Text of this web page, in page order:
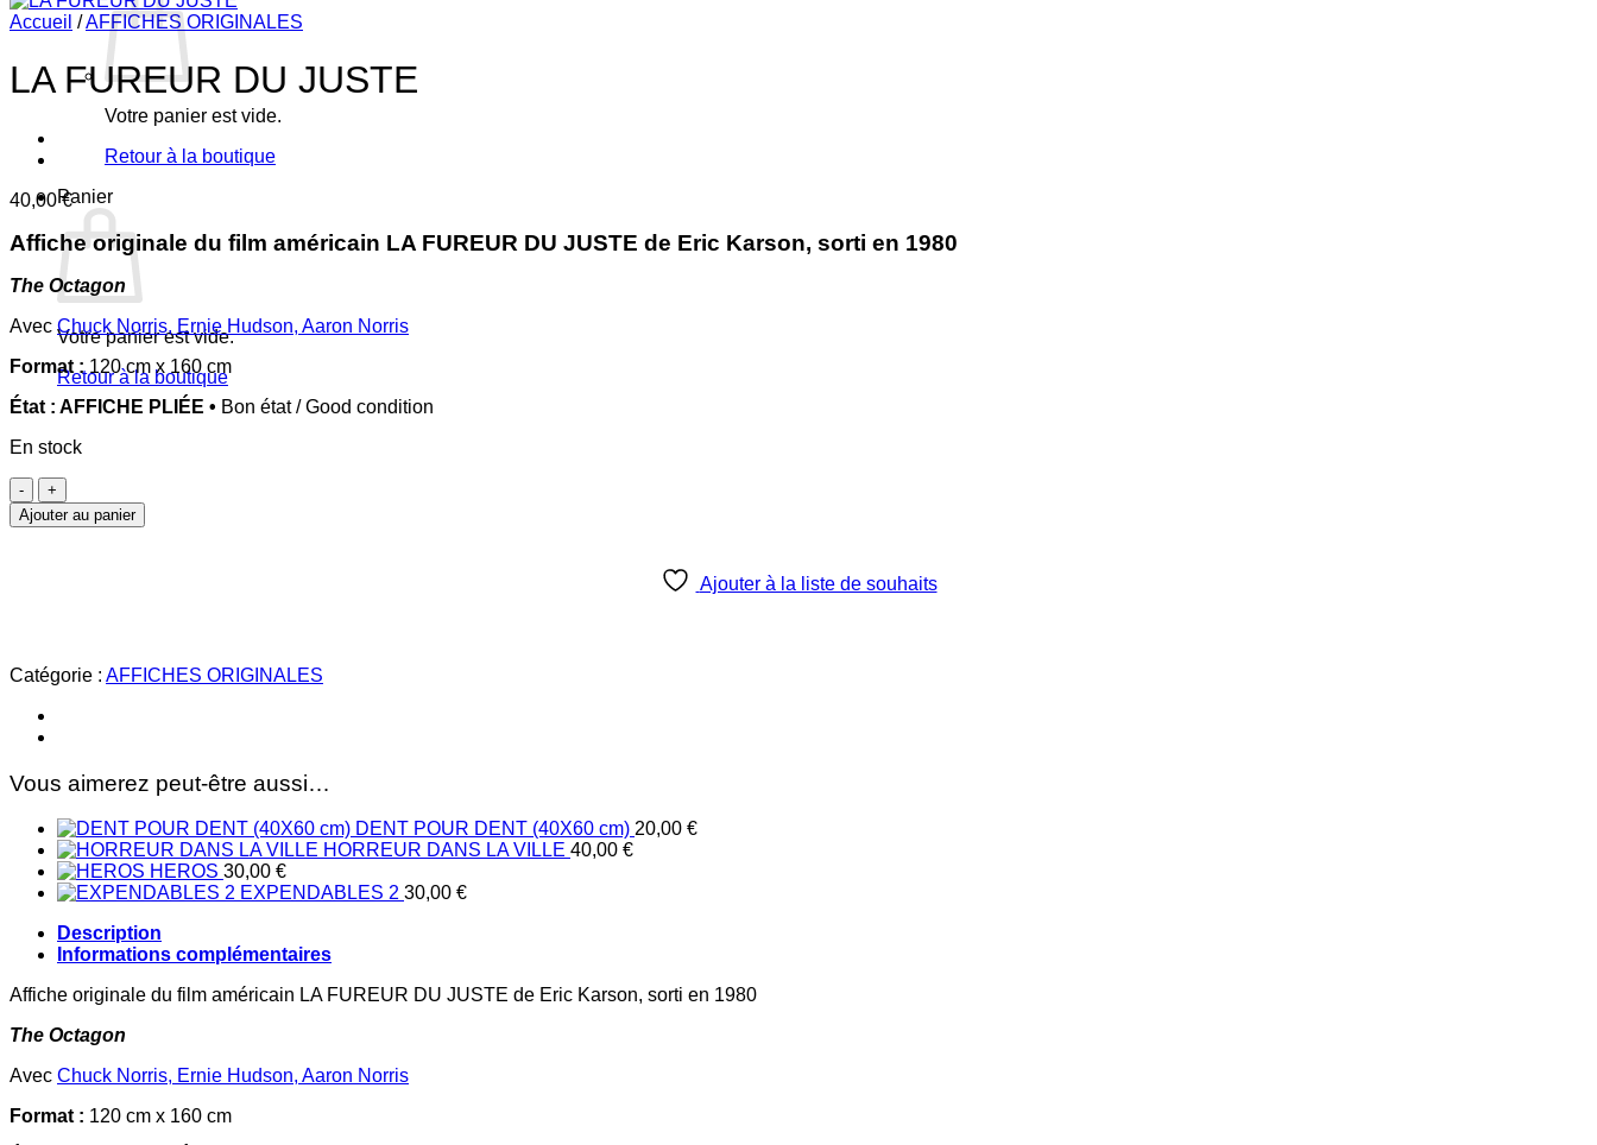
Votre panier est vide.
Retour à la boutique
Panier
Votre panier est vide.
Retour à la boutique
Accueil /AFFICHES ORIGINALES
LA FUREUR DU JUSTE
40,00€
Affiche originale du film américain LA FUREUR DU JUSTE de Eric Karson, sorti en 1980
The Octagon
Avec Chuck Norris, Ernie Hudson, Aaron Norris
Format :120 cm x 160 cm
État : AFFICHE PLIÉE • Bon état / Good condition
En stock
quantité
de
LA
Ajouter au panier
Ajouter à la liste de souhaits
Catégorie : AFFICHES ORIGINALES
Vous aimerez peut-être aussi…
DENT POUR DENT (40X60 cm) 20,00 €
HORREUR DANS LA VILLE 40,00 €
HEROS 30,00 €
EXPENDABLES 2 30,00 €
Description
Informations complémentaires
Affiche originale du film américain LA FUREUR DU JUSTE de Eric Karson, sorti en 1980
The Octagon
Avec Chuck Norris, Ernie Hudson, Aaron Norris
Format : 120 cm x 160 cm